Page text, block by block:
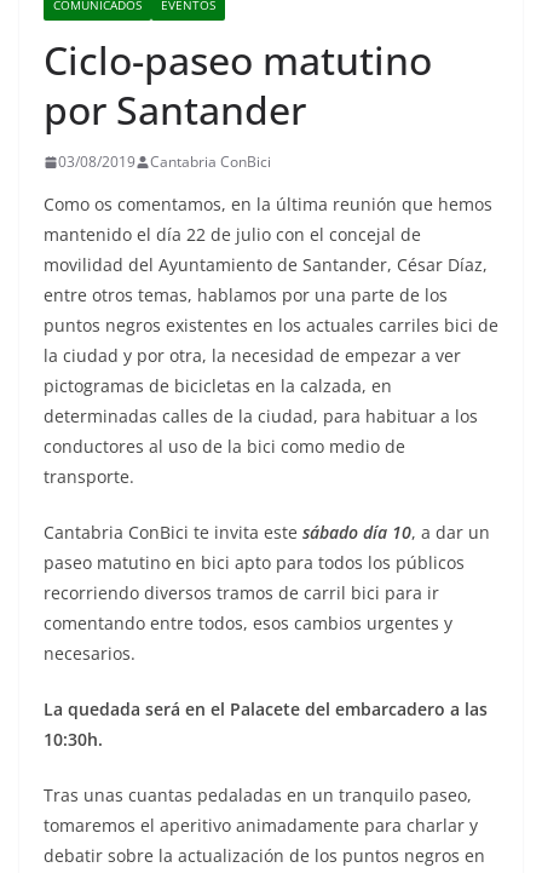
COMUNICADOS EVENTOS
Ciclo-paseo matutino
por Santander
03/08/2019 Cantabria ConBici
Como os comentamos, en la última reunión que hemos
mantenido el día 22 de julio con el concejal de
movilidad del Ayuntamiento de Santander, César Díaz,
entre otros temas, hablamos por una parte de los
puntos negros existentes en los actuales carriles bici de
la ciudad y por otra, la necesidad de empezar a ver
pictogramas de bicicletas en la calzada, en
determinadas calles de la ciudad, para habituar a los
conductores al uso de la bici como medio de
transporte.
Cantabria ConBici te invita este sábado día 10, a dar un
paseo matutino en bici apto para todos los públicos
recorriendo diversos tramos de carril bici para ir
comentando entre todos, esos cambios urgentes y
necesarios.
La quedada será en el Palacete del embarcadero a las
10:30h.
Tras unas cuantas pedaladas en un tranquilo paseo,
tomaremos el aperitivo animadamente para charlar y
debatir sobre la actualización de los puntos negros en